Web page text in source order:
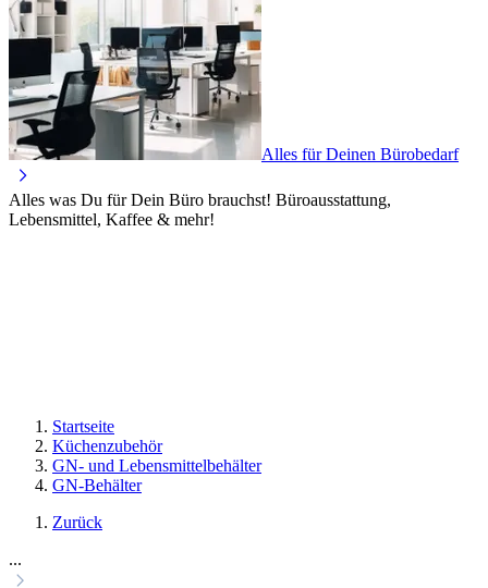
Alles für Deinen Bürobedarf
Alles was Du für Dein Büro brauchst! Büroausstattung,
Lebensmittel, Kaffee & mehr!
Startseite
Küchenzubehör
GN- und Lebensmittelbehälter
GN-Behälter
Zurück
...